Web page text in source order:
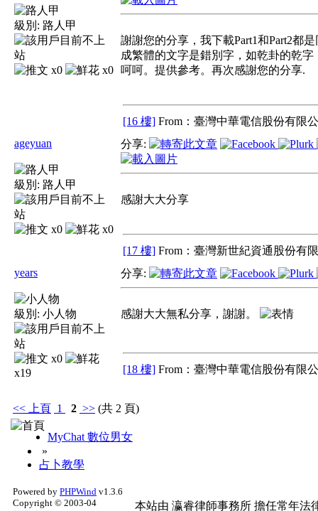
級別: 路人甲
x0 x0
謝謝您的分享，我下載Part1和Part2都
成繁體的文字是錯別字，如乾卦的乾
呵呵。提供參考。再次感謝您的分享.
[16 樓] From：臺灣中華電信股份有限
ageyuan
級別: 路人甲
x0 x0
分享:
感謝大大分享
[17 樓] From：臺灣新世紀資通股份有
years
級別: 小人物
x0
x19
分享:
感謝大大無私分享，謝謝。
[18 樓] From：臺灣中華電信股份有限
<< 上頁 1 2 >> (共 2 頁)
MyChat 數位男女
»
占卜教學
Powered by PHPWind v1.3.6
Copyright © 2003-04
本站由 瀛睿律師事務所 擔任常年法